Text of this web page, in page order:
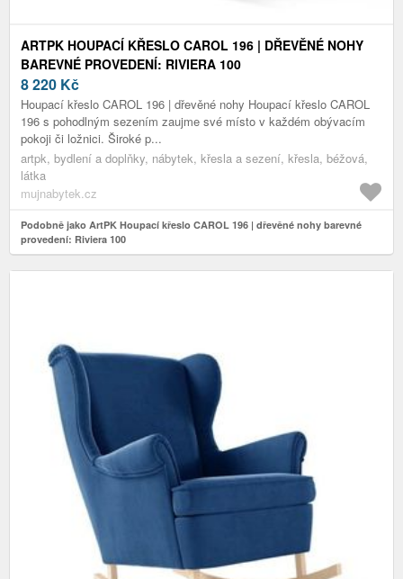
ARTPK HOUPACÍ KŘESLO CAROL 196 | DŘEVĚNÉ NOHY
BAREVNÉ PROVEDENÍ: RIVIERA 100
8 220 Kč
Houpací křeslo CAROL 196 | dřevěné nohy Houpací křeslo CAROL
196 s pohodlným sezením zaujme své místo v každém obývacím
pokoji či ložnici. Široké p...
artpk, bydlení a doplňky, nábytek, křesla a sezení, křesla, béžová,
látka
mujnabytek.cz
Podobně jako ArtPK Houpací křeslo CAROL 196 | dřevěné nohy barevné
provedení: Riviera 100